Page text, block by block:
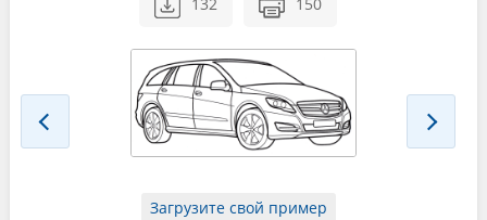
Загрузите свой пример